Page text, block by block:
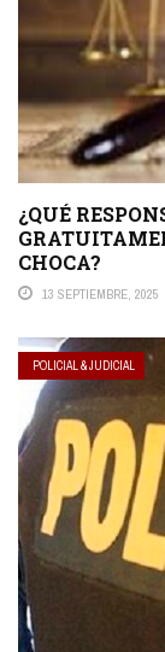
¿QUÉ
CHOCA?
13 SEPTIEMBRE, 2025
POLICIAL & JUDICIAL